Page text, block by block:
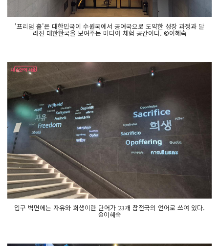
'프리덤 홀'은 대한민국이 수원국에서 공여국으로 도약한 성장 과정과 달
라진 대한한국을 보여주는 미디어 체험 공간이다. ©이혜숙
입구 벽면에는 자유와 희생이란 단어가 23개 참전국의 언어로 쓰여 있다.
©이혜숙